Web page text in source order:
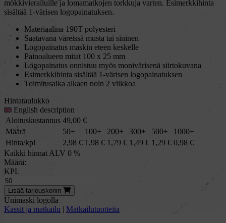
mökkivierailuille ja lomamatkojen torkkuja varten. Esimerkkihinta
sisältää 1-värisen logopainatuksen.
Materiaalina 190T polyesteri
Saatavana väreissä musta tai sininen
Logopainatus maskin eteen keskelle
Painoalueen mitat 100 x 25 mm
Logopainatus onnistuu myös monivärisenä siirtokuvana
Esimerkkihinta sisältää 1-värisen logopainatuksen
Toimitusaika alkaen noin 2 viikkoa
Hintataulukko
English description
Aloituskustannus 49,00 €
Määrä
50+ 100+ 200+ 300+ 500+
1000+
Hinta/kpl
2,98 € 1,98 € 1,79 € 1,49 € 1,29 € 0,98 €
Kaikki hinnat ALV 0 %
Määrä:
KPL
Lisää tarjous koriin
Unimaski logolla
Kassit ja matkailu | Matkailutuotteita